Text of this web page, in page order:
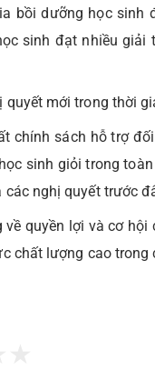
bồi dưỡng học
sinh đạt nhiều
mới trong thời
chính sách hỗ trợ
sinh giỏi trong
nghị quyết trước
quyền lợi và cơ
chất lượng cao